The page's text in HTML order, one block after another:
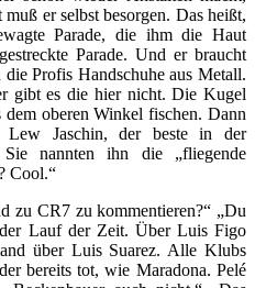
er selbst besorgen. Das heißt,
Parade, die ihm die Haut
Parade. Und er braucht
Profis Handschuhe aus Metall.
gibt es die hier nicht. Die Kugel
oberen Winkel fischen. Dann
Lew Jaschin, der beste in der
nannten ihn die „fliegende
Cool.“
zu CR7 zu kommentieren?“ „Du
Lauf der Zeit. Über Luis Figo
über Luis Suarez. Alle Klubs
bereits tot, wie Maradona. Pelé